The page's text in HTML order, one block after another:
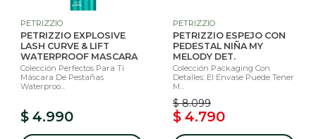
PETRIZZIO
PETRIZZIO EXPLOSIVE
LASH CURVE & LIFT
WATERPROOF MASCARA
Colección Perfectos Para Ti
Máscara De Pestañas
Waterproo...
$ 4.990
PETRIZZIO
PETRIZZIO ESPEJO CON
PEDESTAL NIÑA MY
MELODY DET.
Colección Packaging Con
Detalles: El Envase Puede Tener
M...
$ 8.099
$ 4.790